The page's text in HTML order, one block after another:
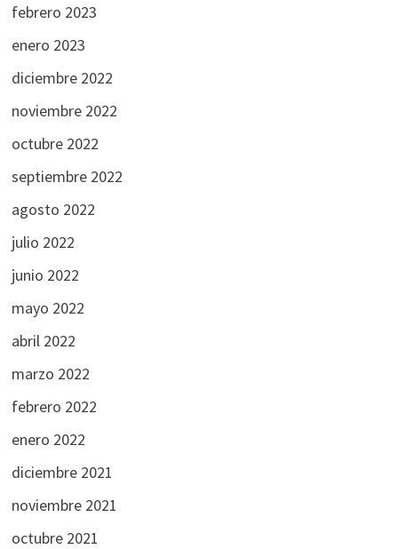
febrero 2023
enero 2023
diciembre 2022
noviembre 2022
octubre 2022
septiembre 2022
agosto 2022
julio 2022
junio 2022
mayo 2022
abril 2022
marzo 2022
febrero 2022
enero 2022
diciembre 2021
noviembre 2021
octubre 2021